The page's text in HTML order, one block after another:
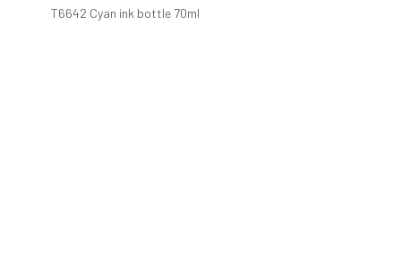
T6642 Cyan ink bottle 70ml